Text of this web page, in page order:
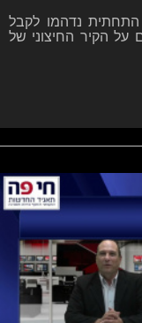
התחתית נדהמו לקבל
על הקיר החיצוני של